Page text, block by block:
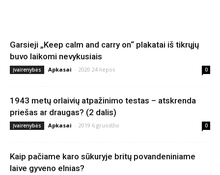
Garsieji „Keep calm and carry on“ plakatai iš tikrųjų
buvo laikomi nevykusiais
Įvairenybės Apkasai - 2020 24 liepos 0
1943 metų orlaivių atpažinimo testas – atskrenda
priešas ar draugas? (2 dalis)
Įvairenybės Apkasai - 2019 6 gruodžio 0
Kaip pačiame karo sūkuryje britų povandeniniame
laive gyveno elnias?